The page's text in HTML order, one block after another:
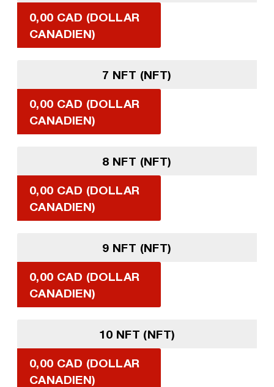
0,00 CAD (DOLLAR
CANADIEN)
7 NFT (NFT)
0,00 CAD (DOLLAR
CANADIEN)
8 NFT (NFT)
0,00 CAD (DOLLAR
CANADIEN)
9 NFT (NFT)
0,00 CAD (DOLLAR
CANADIEN)
10 NFT (NFT)
0,00 CAD (DOLLAR
CANADIEN)